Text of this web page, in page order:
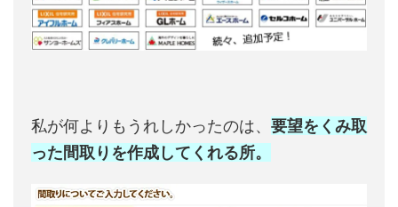
私が何よりもうれしかったのは、 要望をくみ取
った間取りを作成してくれる所。